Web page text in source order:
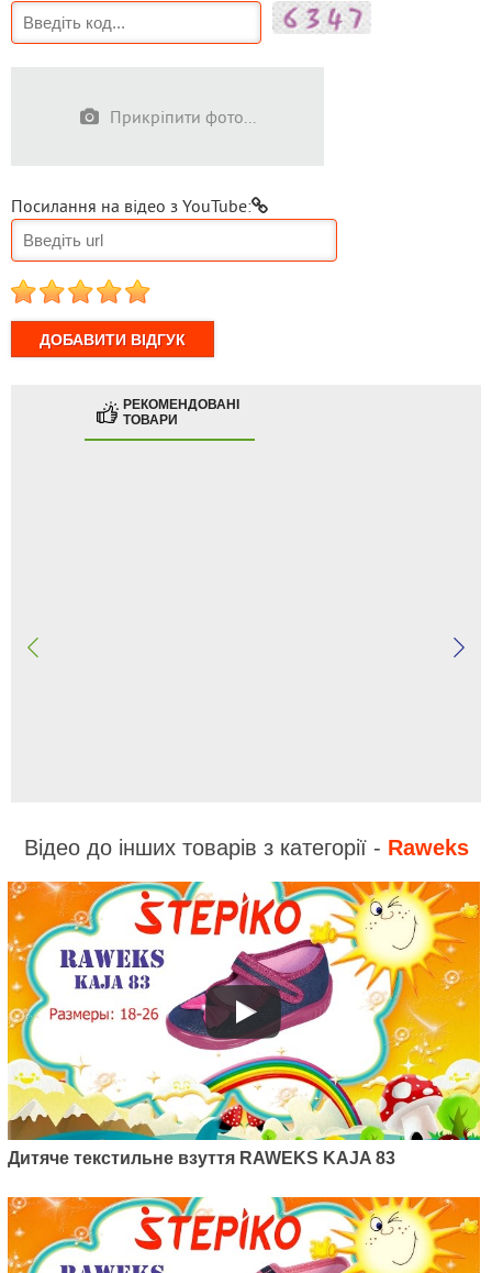
Прикріпити фото...
Посилання на відео з YouTube:
1 2 3 4 5
РЕКОМЕНДОВАНІ
ТОВАРИ
Відео до інших товарів з категорії - Raweks
Дитяче текстильне взуття RAWEKS KAJA 83